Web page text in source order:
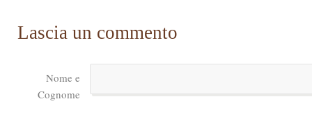
Lascia un commento
Nome e
Cognome